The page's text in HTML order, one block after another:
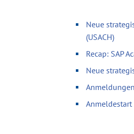
Neue
(USACH)
Recap: SAP
Neue
Anmeldestart